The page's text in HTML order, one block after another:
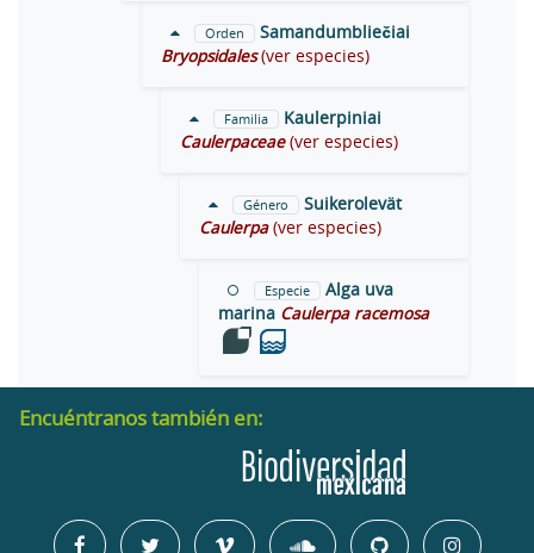
Orden
Samandumbliečiai
Bryopsidales (ver especies)
Familia
Kaulerpiniai
Caulerpaceae (ver especies)
Género
Suikerolevät
Caulerpa (ver especies)
Especie
Alga uva
marina Caulerpa racemosa
Encuéntranos también en: